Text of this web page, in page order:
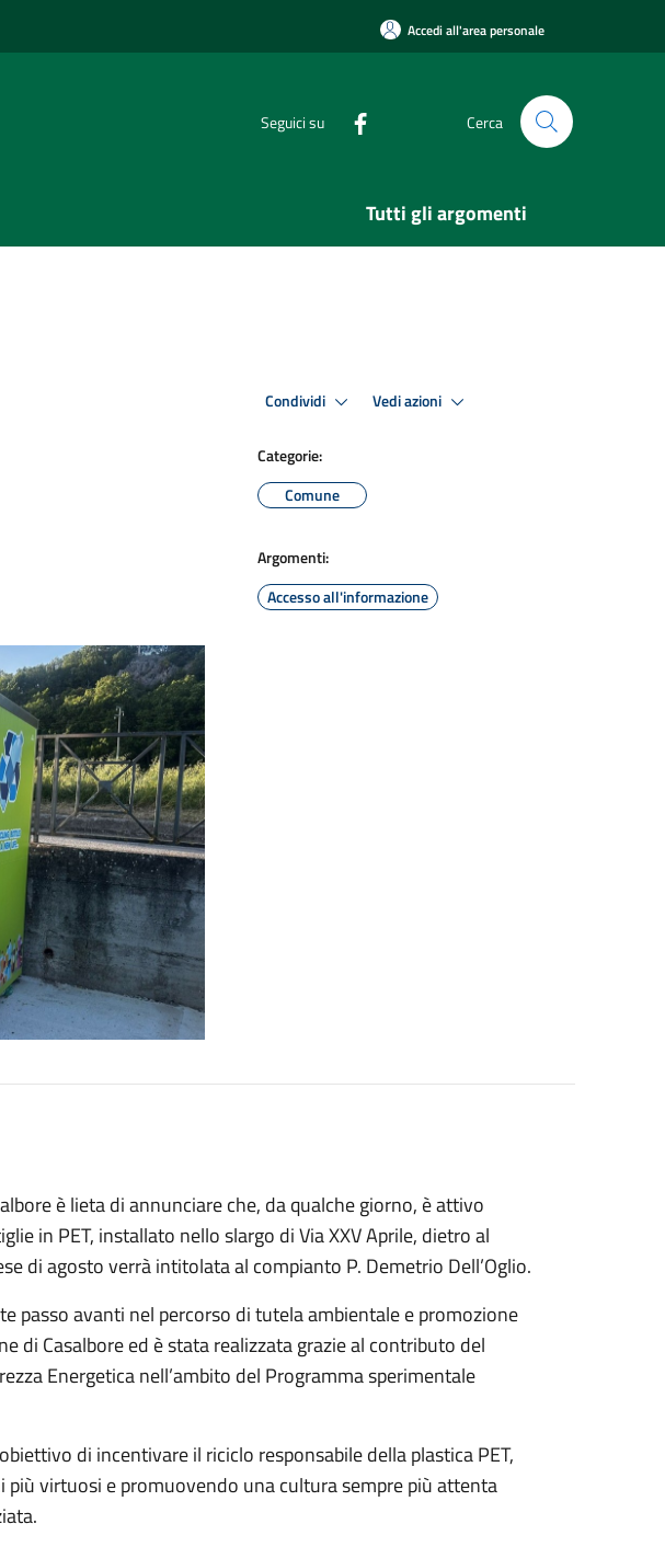
Accedi all'area personale
Seguici su Cerca
Tutti gli argomenti
Condividi Vedi azioni
Categorie:
Comune
Argomenti:
Accesso all'informazione
è lieta di annunciare che, da qualche giorno, è attivo
in PET, installato nello slargo di Via XXV Aprile, dietro al
di agosto verrà intitolata al compianto P. Demetrio Dell’Oglio.
passo avanti nel percorso di tutela ambientale e promozione
di Casalbore ed è stata realizzata grazie al contributo del
Energetica nell’ambito del Programma sperimentale
di incentivare il riciclo responsabile della plastica PET,
virtuosi e promuovendo una cultura sempre più attenta